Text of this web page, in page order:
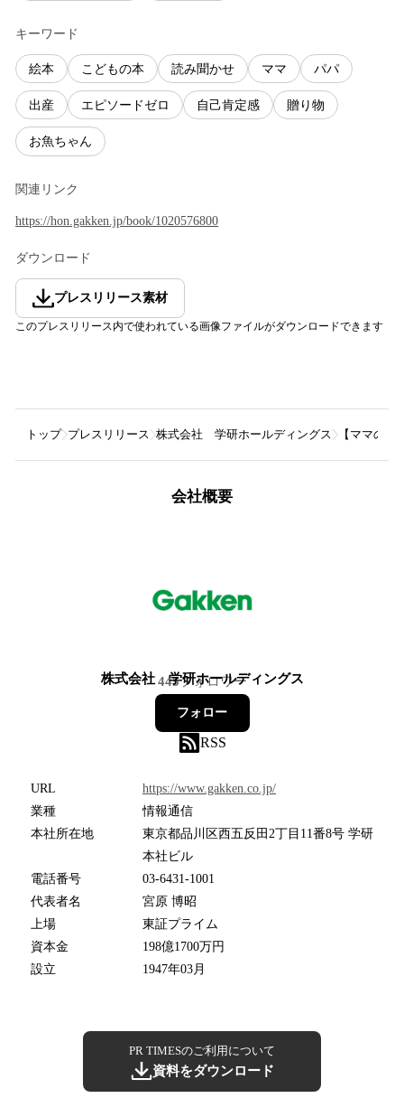
キーワード
絵本 こどもの本 読み聞かせ ママ パパ
出産 エピソードゼロ 自己肯定感 贈り物
お魚ちゃん
関連リンク
https://hon.gakken.jp/book/1020576800
ダウンロード
プレスリリース素材
このプレスリリース内で使われている画像ファイルがダウンロードできます
トップ プレスリリース 株式会社 学研ホールディングス 【ママの
会社概要
株式会社 学研ホールディングス
445フォロワー
フォロー
RSS
URL
https://www.gakken.co.jp/
業種
情報通信
本社所在地
東京都品川区西五反田2丁目11番8号 学研
本社ビル
電話番号
03-6431-1001
代表者名
宮原 博昭
上場
東証プライム
資本金
198億1700万円
設立
1947年03月
PR TIMESのご利用について
資料をダウンロード